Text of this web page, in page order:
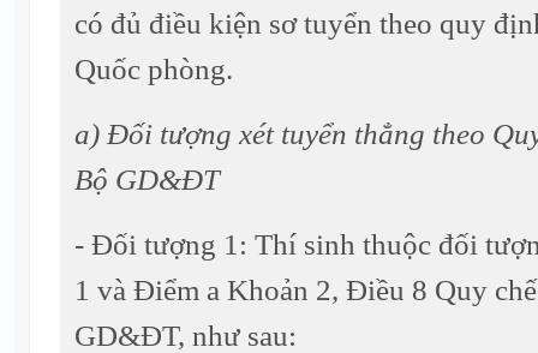
có đủ điều kiện sơ tuyển theo quy
Quốc phòng.
a) Đối tượng xét tuyển thẳng theo
Bộ GD&ĐT
- Đối tượng 1: Thí sinh thuộc đối
1 và Điểm a Khoản 2, Điều 8 Quy
GD&ĐT, như sau: